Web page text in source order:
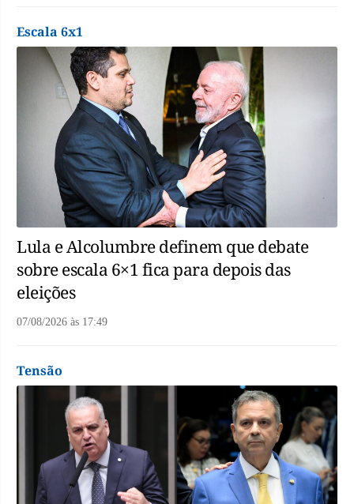
Escala 6x1
Lula e Alcolumbre definem que debate
sobre escala 6×1 fica para depois das
eleições
07/08/2026 às 17:49
Tensão